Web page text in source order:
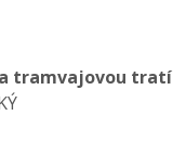
tramvajovou tratí